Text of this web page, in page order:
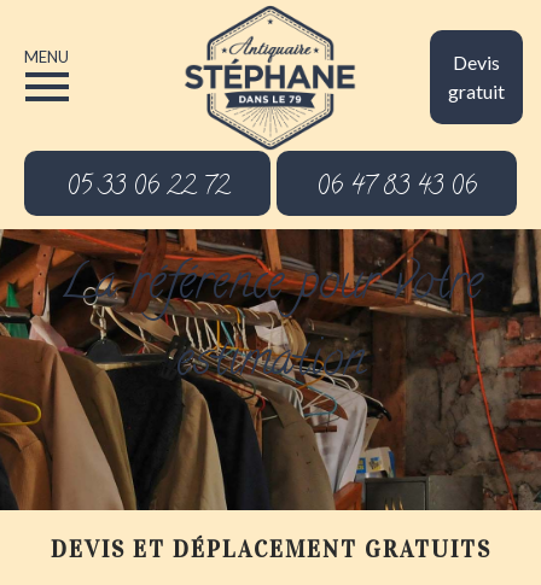
Devis
gratuit
MENU
05 33 06 22 72 06 47 83 43 06
La référence pour votre
estimation
DEVIS ET DÉPLACEMENT GRATUITS